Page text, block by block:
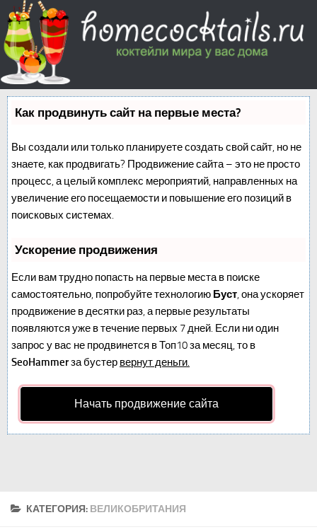
Как продвинуть сайт на первые места?
Вы создали или только планируете создать свой сайт, но не
знаете, как продвигать? Продвижение сайта – это не просто
процесс, а целый комплекс мероприятий, направленных на
увеличение его посещаемости и повышение его позиций в
поисковых системах.
Ускорение продвижения
Если вам трудно попасть на первые места в поиске
самостоятельно, попробуйте технологию Буст, она ускоряет
продвижение в десятки раз, а первые результаты
появляются уже в течение первых 7 дней. Если ни один
запрос у вас не продвинется в Топ10 за месяц, то в
SeoHammerза бустер вернут деньги.
Начать продвижение сайта
КАТЕГОРИЯ: ВЕЛИКОБРИТАНИЯ